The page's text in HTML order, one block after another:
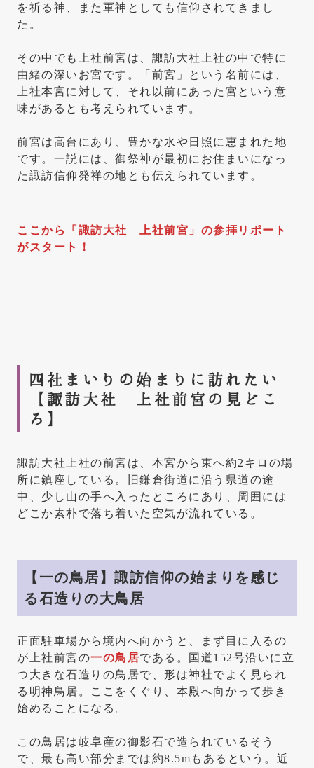
を祈る神、また軍神としても信仰されてきまし
た。
その中でも上社前宮は、諏訪大社上社の中で特に
由緒の深いお宮です。「前宮」という名前には、
上社本宮に対して、それ以前にあった宮という意
味があるとも考えられています。
前宮は高台にあり、豊かな水や日照に恵まれた地
です。一説には、御祭神が最初にお住まいになっ
た諏訪信仰発祥の地とも伝えられています。
ここから「諏訪大社 上社前宮」の参拝リポート
がスタート！
四社まいりの始まりに訪れたい
【諏訪大社 上社前宮の見どこ
ろ】
諏訪大社上社の前宮は、本宮から東へ約2キロの場
所に鎮座している。旧鎌倉街道に沿う県道の途
中、少し山の手へ入ったところにあり、周囲には
どこか素朴で落ち着いた空気が流れている。
【一の鳥居】諏訪信仰の始まりを感じ
る石造りの大鳥居
正面駐車場から境内へ向かうと、まず目に入るの
が上社前宮の一の鳥居である。国道152号沿いに立
つ大きな石造りの鳥居で、形は神社でよく見られ
る明神鳥居。ここをくぐり、本殿へ向かって歩き
始めることになる。
この鳥居は岐阜産の御影石で造られているそう
で、最も高い部分までは約8.5mもあるという。近